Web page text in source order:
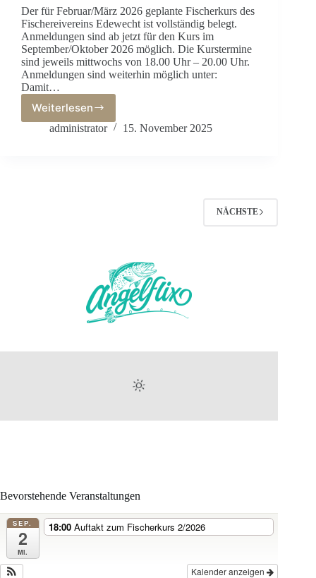
Der für Februar/März 2026 geplante Fischerkurs des
Fischereivereins Edewecht ist vollständig belegt.
Anmeldungen sind ab jetzt für den Kurs im
September/Oktober 2026 möglich. Die Kurstermine
sind jeweils mittwochs von 18.00 Uhr – 20.00 Uhr.
Anmeldungen sind weiterhin möglich unter:
Damit…
WeiterlesenFischerkurs
im
möglich.
administrator 15. November 2025
NÄCHSTE
Bevorstehende Veranstaltungen
SEP.
2
Mi.
18:00 Auftakt zum Fischerkurs 2/2026
Kalender anzeigen